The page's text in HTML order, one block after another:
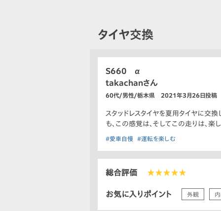
タイヤ交換
S660 α
takachanさん
60代/男性/栃木県 2021年3月26日投稿
スタッドレスタイヤを夏用タイヤに交
も、この感覚は、そしてこの走りは、楽
#愛車自慢 #運転を楽しむ
総合評価 ★★★★★
お気に入りポイント 外観